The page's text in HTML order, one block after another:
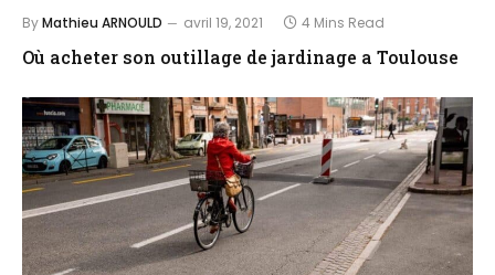
ByMathieu ARNOULD avril 19, 2021 4 Mins Read
Où acheter son outillage de jardinage a Toulouse